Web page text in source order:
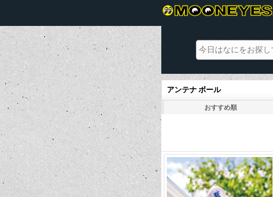
アンテナ ボール
おすすめ順